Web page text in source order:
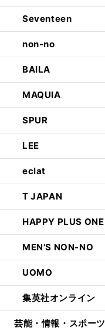
Seventeen
non-no
BAILA
MAQUIA
SPUR
LEE
eclat
T JAPAN
HAPPY PLUS ONE
MEN'S NON-NO
UOMO
集英社オンライン
芸能・情報・スポーツ